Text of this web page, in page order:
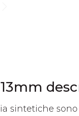
sintetiche